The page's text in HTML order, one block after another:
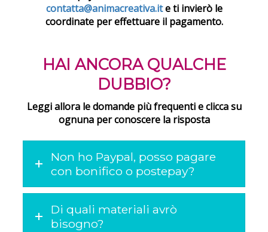
contatta@animacreativa.ite ti invierò le
coordinate per effettuare il pagamento.
HAI ANCORA QUALCHE
DUBBIO?
Leggi allora le domande più frequenti e clicca su
ognuna per conoscere la risposta
Non ho Paypal, posso pagare
con bonifico o postepay?
Di quali materiali avrò
bisogno?